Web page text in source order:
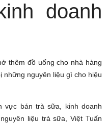
doanh
thêm đồ uống cho nhà hàng
những nguyên liệu gì cho hiệu
vực bán trà sữa, kinh doanh
liệu trà sữa, Việt Tuấn